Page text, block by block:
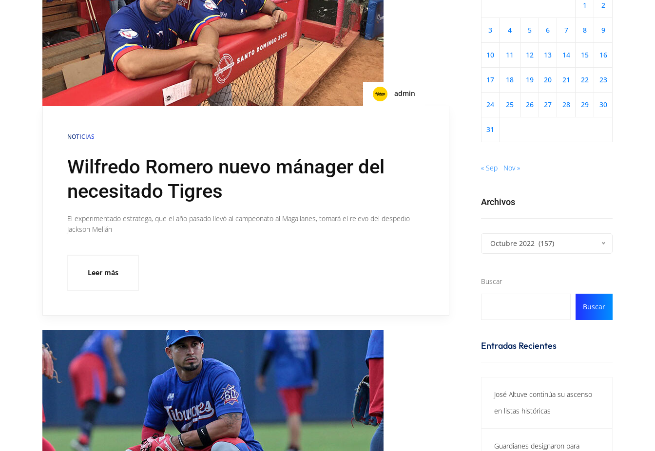
admin
NOTICIAS
Wilfredo Romero nuevo mánager del
necesitado Tigres
El experimentado estratega, que el año pasado llevó al campeonato al Magallanes, tomará el relevo del despedio
Jackson Melián
Leer más
1 2
3 4 5 6 7 8 9
10 11 12 13 14 15 16
17 18 19 20 21 22 23
24 25 26 27 28 29 30
31
« Sep Nov »
Archivos
Octubre 2022 (157)
Buscar
Buscar
Entradas Recientes
José Altuve continúa su ascenso
en listas históricas
Guardianes designaron para